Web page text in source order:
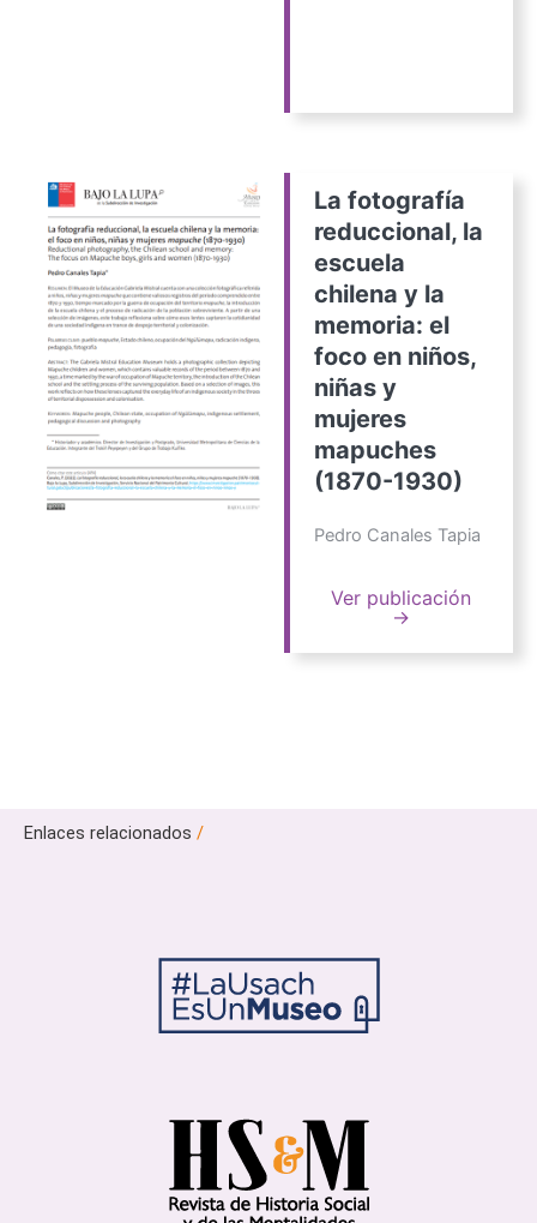
La fotografía
reduccional, la
escuela
chilena y la
memoria: el
foco en niños,
niñas y
mujeres
mapuches
(1870-1930)
Pedro Canales Tapia
Ver publicación
→
Enlaces relacionados /